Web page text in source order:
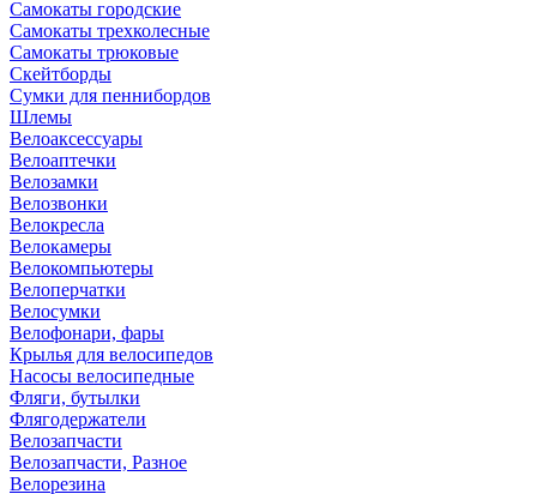
Самокаты городские
Самокаты трехколесные
Самокаты трюковые
Скейтборды
Сумки для пеннибордов
Шлемы
Велоаксессуары
Велоаптечки
Велозамки
Велозвонки
Велокресла
Велокамеры
Велокомпьютеры
Велоперчатки
Велосумки
Велофонари, фары
Крылья для велосипедов
Насосы велосипедные
Фляги, бутылки
Флягодержатели
Велозапчасти
Велозапчасти, Разное
Велорезина